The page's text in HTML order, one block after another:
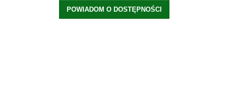
POWIADOM O DOSTĘPNOŚCI